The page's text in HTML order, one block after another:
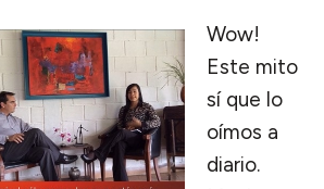
Wow!
Este mito
sí que lo
oímos a
diario.